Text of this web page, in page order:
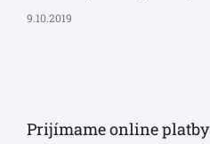
9.10.2019
Prijímame online platby